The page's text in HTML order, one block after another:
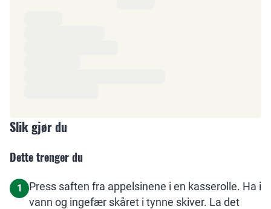
Slik gjør du
Dette trenger du
1
Press saften fra appelsinene i en kasserolle. Ha i
vann og ingefær skåret i tynne skiver. La det